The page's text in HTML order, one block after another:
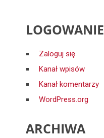
LOGOWANIE
Zaloguj się
Kanał wpisów
Kanał komentarzy
WordPress.org
ARCHIWA